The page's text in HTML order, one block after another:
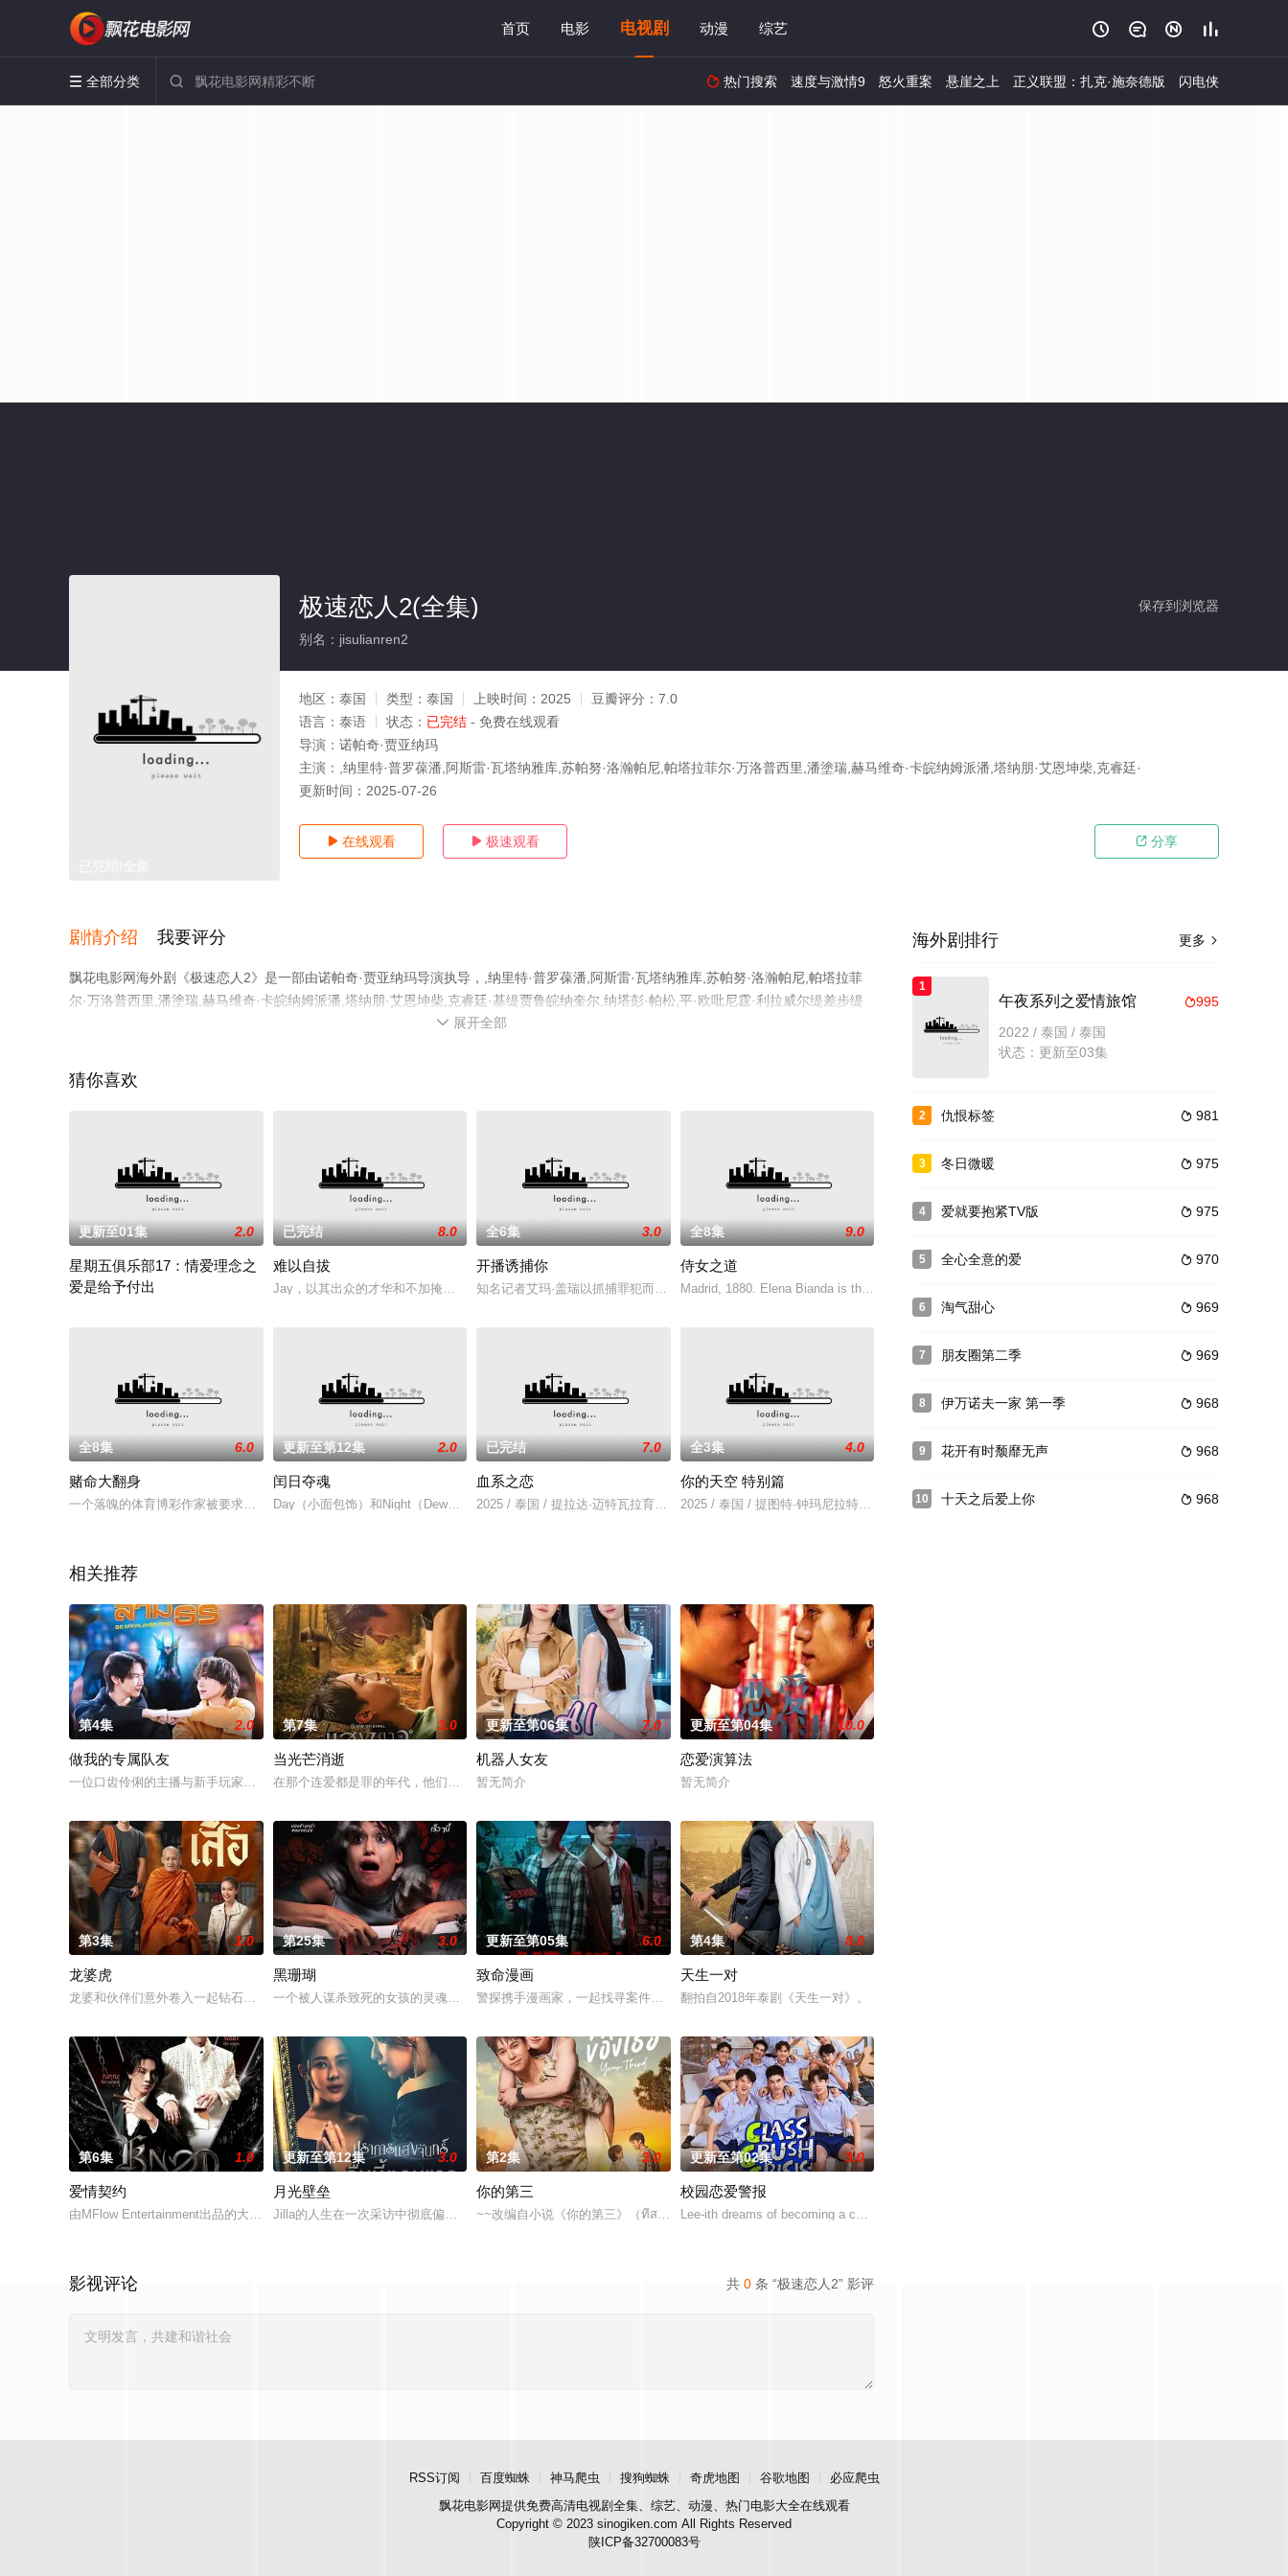
首页 电影 电视剧 动漫 综艺    
 全部分类   热门搜索 速度与激情9 怒火重案 悬崖之上 正义联盟：扎克·施奈德版 闪电侠
保存到浏览器
极速恋人2(全集)
别名：jisulianren2
地区： 泰国 类型： 泰国 上映时间： 2025 豆瓣评分： 7.0
语言： 泰语 状态： 已完结 - 免费在线观看
导演： 诺帕奇·贾亚纳玛
主演：
,纳里特·普罗葆潘,阿斯雷·瓦塔纳雅库,苏帕努·洛瀚帕尼,帕塔拉菲尔·万洛普西里,潘塗瑞,赫马维奇·卡皖纳姆派潘,塔纳朋·艾恩坤柴,克睿廷·
更新时间： 2025-07-26
 在线观看  极速观看  分享
剧情介绍 我要评分
飘花电影网海外剧《极速恋人2》是一部由诺帕奇·贾亚纳玛导演执导，,纳里特·普罗葆潘,阿斯雷·瓦塔纳雅库,苏帕努·洛瀚帕尼,帕塔拉菲
尔·万洛普西里,潘塗瑞,赫马维奇·卡皖纳姆派潘,塔纳朋·艾恩坤柴,克睿廷·基缇贾鲁皖纳奎尔,纳塔彭·帕松,平·欧吡尼霆·利拉威尔缇差步缇
瑞,托普滕·苏巴孔·萨霍霍尔,基蒂萨克·瓦塔纳维察库等演员精彩演绎的泰国电视剧，大结局剧情已揭晓（已完结），手机免费观看高清无
 展开全部
猜你喜欢
更新至01集 2.0
星期五俱乐部17：情爱理念之
爱是给予付出
已完结 8.0
难以自拔
Jay，以其出众的才华和不加掩饰的自恋性格给人留下深刻印象。而Sant，在与Jay一次
全6集 3.0
开播诱捕你
知名记者艾玛·盖瑞以抓捕罪犯而闻名。然而，一起青少年失踪案的嫌疑人竟是她的亲近之人，她
全8集 9.0
侍女之道
Madrid, 1880. Elena Bianda is the most soug
全8集 6.0
赌命大翻身
一个落魄的体育博彩作家被要求与一个专横的商业大亨的鬼魂合作，以侦破自己的谋杀案。
更新至第12集 2.0
闰日夺魂
Day（小面包饰）和Night（Dew饰）分别出生在闰日（2.29）的正午和午夜，他们
已完结 7.0
血系之恋
2025 / 泰国 / 提拉达·迈特瓦拉育,耶娜·萨拉斯,帕斯威奇·布拉纳努特,茶诺素妲·兰莎纳维斯,图查蓬·
全3集 4.0
你的天空 特别篇
2025 / 泰国 / 提图特·钟玛尼拉特,孔波布·吉罗杰蒙特里,坦纳普·瑟斯塔希缇奎尔,沃拉蓬·瓦罗尔,苏帕
相关推荐
第4集 2.0
做我的专属队友
一位口齿伶俐的主播与新手玩家！顶级主播Thi追捕神秘玩家Zo，后者竟屡次击败他。一场原
第7集 3.0
当光芒消逝
在那个连爱都是罪的年代，他们选择了彼此。 1976年10月6日清晨，泰国爆发血腥镇压，
更新至第06集 7.0
机器人女友
暂无简介
更新至第04集 10.0
恋爱演算法
暂无简介
第3集 1.0
龙婆虎
龙婆和伙伴们意外卷入一起钻石抢劫案，成为警方怀疑的对象。为了证明自己的清白、挽回声誉，
第25集 3.0
黑珊瑚
一个被人谋杀致死的女孩的灵魂附到珊瑚上的故事。
更新至第05集 6.0
致命漫画
警探携手漫画家，一起找寻案件真相，冲破新闻的步步紧逼。
第4集 8.0
天生一对
翻拍自2018年泰剧《天生一对》。
第6集 1.0
爱情契约
由MFlow Entertainment出品的大型剧集《KNOT The Series
更新至第12集 3.0
月光壁垒
Jilla的人生在一次采访中彻底偏离了轨道，她采访的对象是泰国著名房地产集团继承人Kh
第2集 3.0
你的第三
~~改编自小说《你的第三》（ที่สามของเธอ）
更新至第02集 3.0
校园恋爱警报
Lee-ith dreams of becoming a cool indie roc
共 0 条 “极速恋人2” 影评
影视评论
更多 
海外剧排行
1
995
午夜系列之爱情旅馆
2022 / 泰国 / 泰国
状态：更新至03集
2  981
仇恨标签
3  975
冬日微暖
4  975
爱就要抱紧TV版
5  970
全心全意的爱
6  969
淘气甜心
7  969
朋友圈第二季
8  968
伊万诺夫一家 第一季
9  968
花开有时颓靡无声
10  968
十天之后爱上你
RSS订阅 百度蜘蛛 神马爬虫 搜狗蜘蛛 奇虎地图 谷歌地图
必应爬虫
飘花电影网提供免费高清电视剧全集、综艺、动漫、热门电影大全在线观看
Copyright © 2023 sinogiken.com All Rights Reserved
陕ICP备32700083号